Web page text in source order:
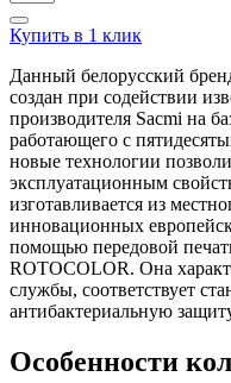
Купить в 1 клик
Данный белорусский
создан при содействии
производителя Sacmi на
работающего с
новые технологии
эксплуатационным
изготавливается из
инновационных
помощью передовой
ROTOCOLOR. Она
службы, соответствует
антибактериальную
Особенности